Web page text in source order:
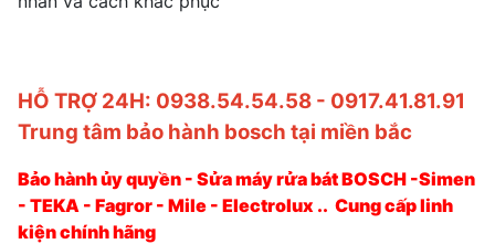
HỖ TRỢ 24H: 0938.54.54.58 - 0917.41.81.91
Trung tâm bảo hành bosch tại miền bắc
Bảo hành ủy quyền - Sửa máy rửa bát BOSCH -Simen
- TEKA - Fagror - Mile - Electrolux .. Cung cấp linh
kiện chính hãng